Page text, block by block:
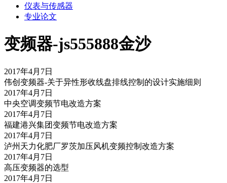
仪表与传感器
专业论文
变频器-js555888金沙
2017年4月7日
伟创变频器-关于异性形收线盘排线控制的设计实施细则
2017年4月7日
中央空调变频节电改造方案
2017年4月7日
福建港兴集团变频节电改造方案
2017年4月7日
泸州天力化肥厂罗茨加压风机变频控制改造方案
2017年4月7日
高压变频器的选型
2017年4月7日